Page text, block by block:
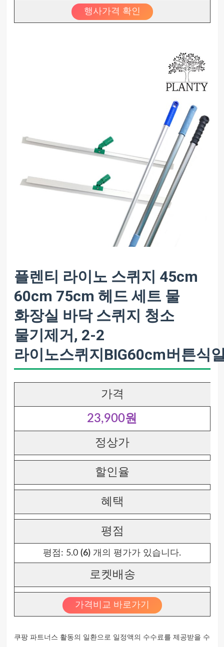
행사가격 확인
플렌티 라이노 스퀴지 45cm
60cm 75cm 헤드 세트 물
화장실 바닥 스퀴지 청소
물기제거, 2-2
라이노스퀴지BIG60cm버튼식
가격
23,900원
정상가
할인율
혜택
평점
평점: 5.0 (6) 개의 평가가 있습니다.
로켓배송
가격비교 바로가기
쿠팡 파트너스 활동의 일환으로 일정액의 수수료를 제공받을 수